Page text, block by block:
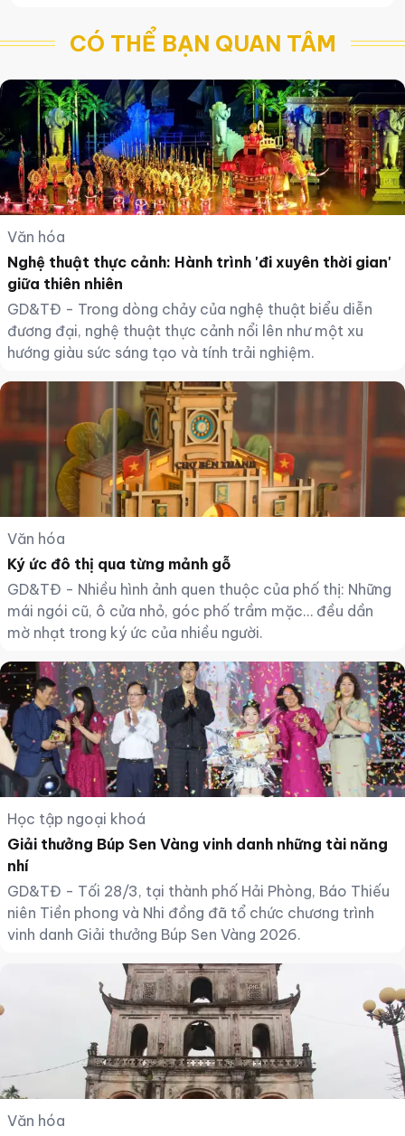
CÓ THỂ BẠN QUAN TÂM
Văn hóa
Nghệ thuật thực cảnh: Hành trình 'đi xuyên thời gian'
giữa thiên nhiên
GD&TĐ - Trong dòng chảy của nghệ thuật biểu diễn
đương đại, nghệ thuật thực cảnh nổi lên như một xu
hướng giàu sức sáng tạo và tính trải nghiệm.
Văn hóa
Ký ức đô thị qua từng mảnh gỗ
GD&TĐ - Nhiều hình ảnh quen thuộc của phố thị: Những
mái ngói cũ, ô cửa nhỏ, góc phố trầm mặc… đều dần
mờ nhạt trong ký ức của nhiều người.
Học tập ngoại khoá
Giải thưởng Búp Sen Vàng vinh danh những tài năng
nhí
GD&TĐ - Tối 28/3, tại thành phố Hải Phòng, Báo Thiếu
niên Tiền phong và Nhi đồng đã tổ chức chương trình
vinh danh Giải thưởng Búp Sen Vàng 2026.
Văn hóa